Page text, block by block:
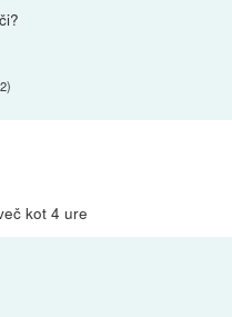
)
kot 4 ure